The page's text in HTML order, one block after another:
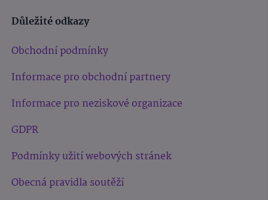
Důležité odkazy
Obchodní podmínky
Informace pro obchodní partnery
Informace pro neziskové organizace
GDPR
Podmínky užití webových stránek
Obecná pravidla soutěží